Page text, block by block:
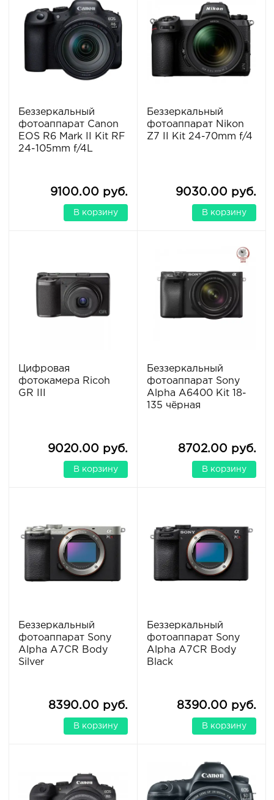
Беззеркальный
фотоаппарат Canon
EOS R6 Mark II Kit RF
24-105mm f/4L
9100.00 руб.
В корзину
Беззеркальный
фотоаппарат Nikon
Z7 II Kit 24-70mm f/4
9030.00 руб.
В корзину
Цифровая
фотокамера Ricoh
GR III
9020.00 руб.
В корзину
Беззеркальный
фотоаппарат Sony
Alpha A6400 Kit 18-
135 чёрная
8702.00 руб.
В корзину
Беззеркальный
фотоаппарат Sony
Alpha A7CR Body
Silver
8390.00 руб.
В корзину
Беззеркальный
фотоаппарат Sony
Alpha A7CR Body
Black
8390.00 руб.
В корзину